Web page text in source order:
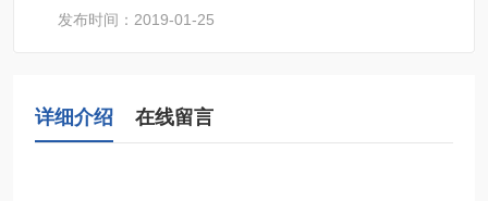
发布时间：2019-01-25
详细介绍 在线留言